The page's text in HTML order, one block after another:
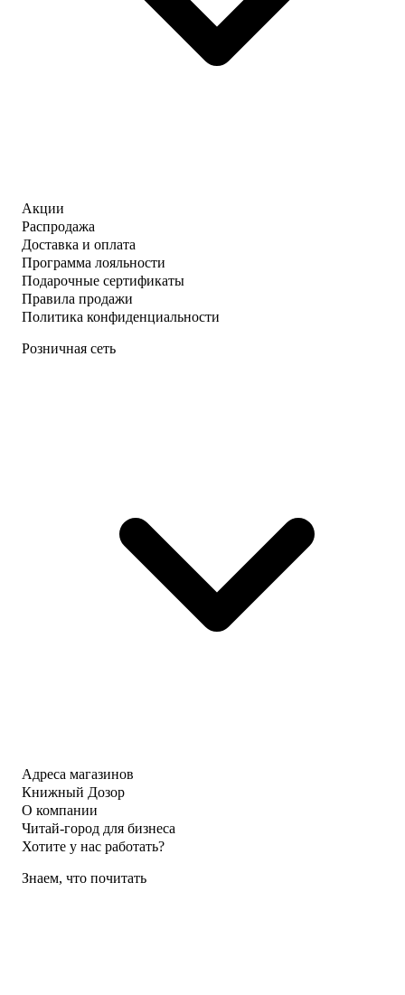
Акции
Распродажа
Доставка и оплата
Программа лояльности
Подарочные сертификаты
Правила продажи
Политика конфиденциальности
Розничная сеть
Адреса магазинов
Книжный Дозор
О компании
Читай-город для бизнеса
Хотите у нас работать?
Знаем, что почитать